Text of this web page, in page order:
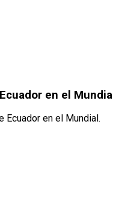
en el Mundial
en el Mundial.